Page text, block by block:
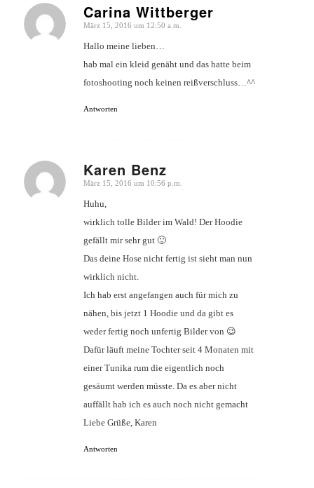
Carina Wittberger
sagte:
März 15, 2016 um 12:50 a.m.
Hallo meine lieben…
hab mal ein kleid genäht und das hatte beim
fotoshooting noch keinen reißverschluss…^^
Antworten
Karen Benz
sagte:
März 15, 2016 um 10:56 p.m.
Huhu,
wirklich tolle Bilder im Wald! Der Hoodie
gefällt mir sehr gut 🙂
Das deine Hose nicht fertig ist sieht man nun
wirklich nicht.
Ich hab erst angefangen auch für mich zu
nähen, bis jetzt 1 Hoodie und da gibt es
weder fertig noch unfertig Bilder von 😉
Dafür läuft meine Tochter seit 4 Monaten mit
einer Tunika rum die eigentlich noch
gesäumt werden müsste. Da es aber nicht
auffällt hab ich es auch noch nicht gemacht
Liebe Grüße, Karen
Antworten